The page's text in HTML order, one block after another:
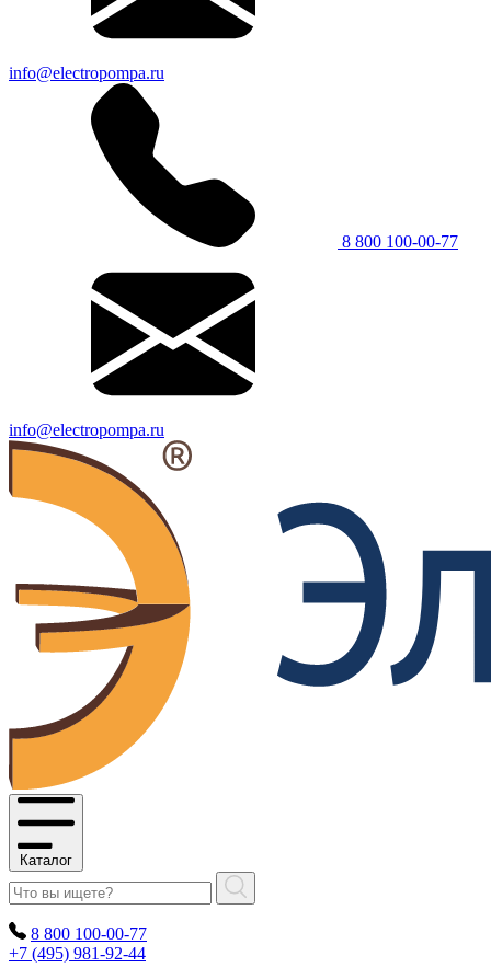
info@electropompa.ru
8 800 100-00-77
info@electropompa.ru
Каталог
8 800 100-00-77
+7 (495) 981-92-44